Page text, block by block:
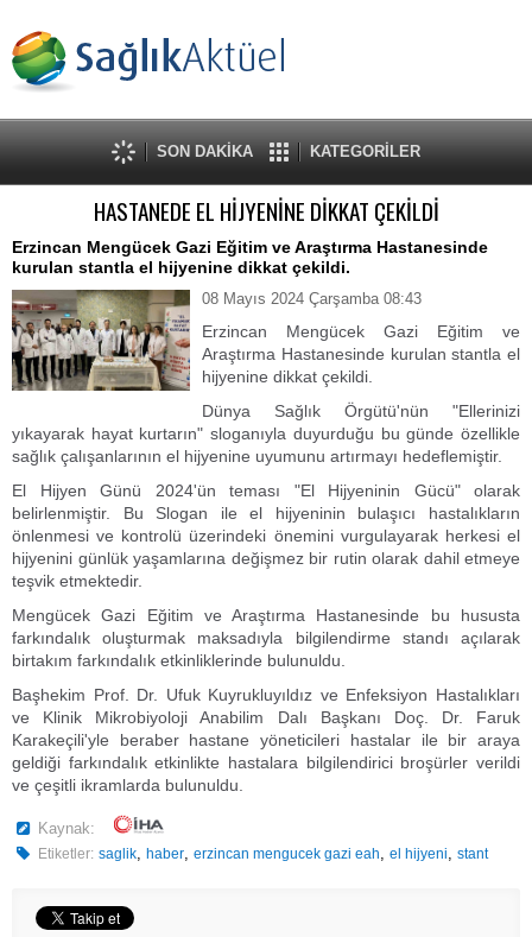
SON DAKİKA KATEGORİLER
HASTANEDE EL HİJYENİNE DİKKAT ÇEKİLDİ
Erzincan Mengücek Gazi Eğitim ve Araştırma Hastanesinde
kurulan stantla el hijyenine dikkat çekildi.
08 Mayıs 2024 Çarşamba 08:43
Erzincan Mengücek Gazi Eğitim ve
Araştırma Hastanesinde kurulan stantla el
hijyenine dikkat çekildi.
Dünya Sağlık Örgütü'nün "Ellerinizi
yıkayarak hayat kurtarın" sloganıyla duyurduğu bu günde özellikle
sağlık çalışanlarının el hijyenine uyumunu artırmayı hedeflemiştir.
El Hijyen Günü 2024'ün teması "El Hijyeninin Gücü" olarak
belirlenmiştir. Bu Slogan ile el hijyeninin bulaşıcı hastalıkların
önlenmesi ve kontrolü üzerindeki önemini vurgulayarak herkesi el
hijyenini günlük yaşamlarına değişmez bir rutin olarak dahil etmeye
teşvik etmektedir.
Mengücek Gazi Eğitim ve Araştırma Hastanesinde bu hususta
farkındalık oluşturmak maksadıyla bilgilendirme standı açılarak
birtakım farkındalık etkinliklerinde bulunuldu.
Başhekim Prof. Dr. Ufuk Kuyrukluyıldız ve Enfeksiyon Hastalıkları
ve Klinik Mikrobiyoloji Anabilim Dalı Başkanı Doç. Dr. Faruk
Karakeçili'yle beraber hastane yöneticileri hastalar ile bir araya
geldiği farkındalık etkinlikte hastalara bilgilendirici broşürler verildi
ve çeşitli ikramlarda bulunuldu.
Kaynak:
Etiketler: saglik,haber,erzincan mengucek gazi eah,el hijyeni,stant